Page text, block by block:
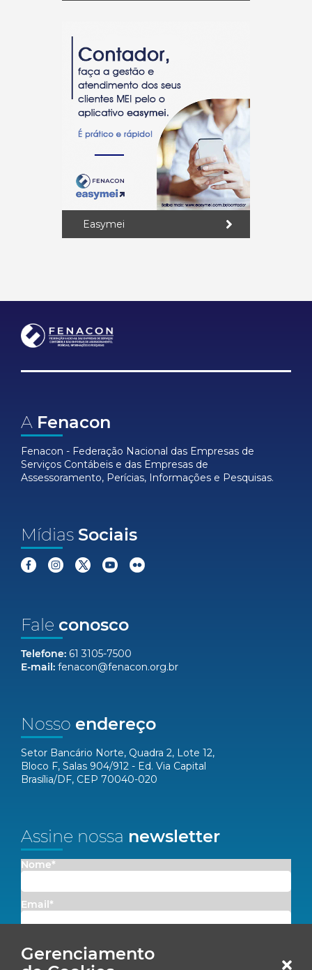
Gerenciamento
Easymei
A Fenacon
Fenacon - Federação Nacional das Empresas de
Serviços Contábeis e das Empresas de
Assessoramento, Perícias, Informações e Pesquisas.
Mídias Sociais
Fale conosco
Telefone: 61 3105-7500
E-mail: fenacon@fenacon.org.br
Nosso endereço
Setor Bancário Norte, Quadra 2, Lote 12,
Bloco F, Salas 904/912 - Ed. Via Capital
Brasília/DF, CEP 70040-020
Assine nossa newsletter
Nome*
Email*
Concordo em receber comunicações da Fenacon.